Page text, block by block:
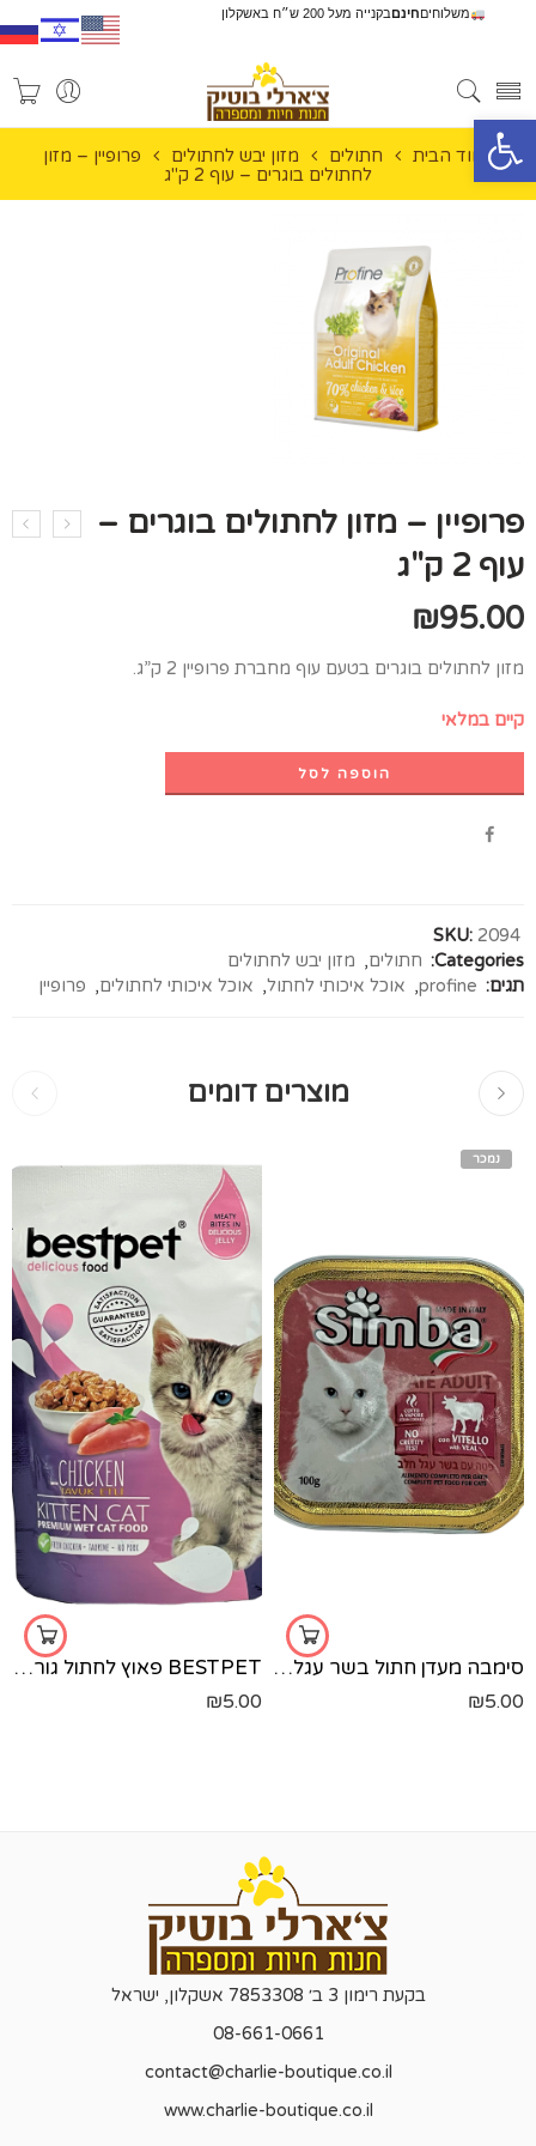
פתח סרגל נגישות
משלוחיםחינםבקנייה מעל 200 ש״ח באשקלון
עמוד הבית חתולים מזון יבש לחתולים
פרופיין – מזון
לחתולים בוגרים – עוף 2 ק"ג
פרופיין – מזון לחתולים בוגרים –
עוף 2 ק"ג
₪95.00
מזון לחתולים בוגרים בטעם עוף מחברת פרופיין 2 ק”ג.
קיים במלאי
הוספה לסל
SKU: 2094
Categories:
חתולים, מזון יבש לחתולים
תגים: profine
, אוכל איכותי לחתול, אוכל איכותי לחתולים, פרופיין
מוצרים דומים
נמכר
סימבה מעדן חתול בשר עגל חלב-100 גר'
₪5.00
BESTPET פאוץ לחתול גור בטעם עוף - 85 גרם
₪5.00
בקעת רימון 3 ב׳ 7853308 אשקלון, ישראל
08-661-0661
contact@charlie-boutique.co.il
www.charlie-boutique.co.il